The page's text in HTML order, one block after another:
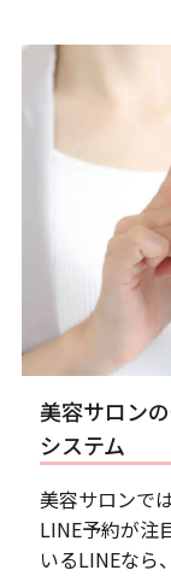
美容サロン
システム
美容サロンで
LINE予約が注
いるLINEなら